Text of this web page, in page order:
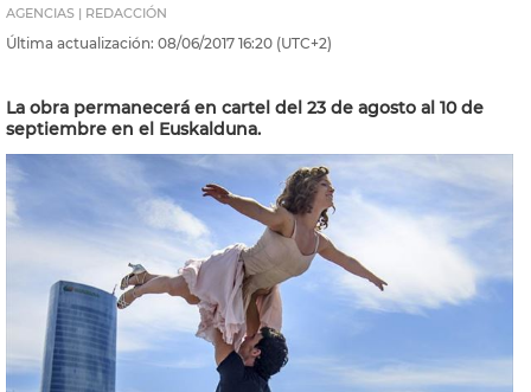
AGENCIAS | REDACCIÓN
Última actualización: 08/06/2017 16:20 (UTC+2)
La obra permanecerá en cartel del 23 de agosto al 10 de
septiembre en el Euskalduna.